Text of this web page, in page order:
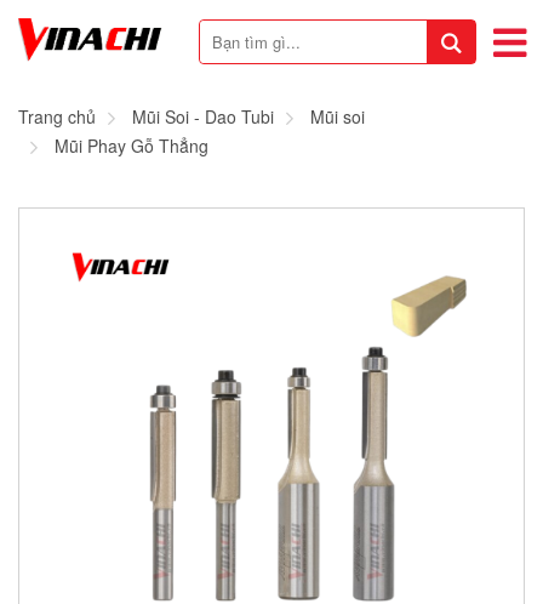
Trang chủ Mũi Soi - Dao Tubi
Mũi soi
Mũi Phay Gỗ Thẳng